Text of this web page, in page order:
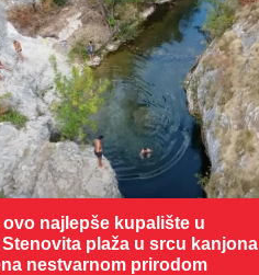
ovo najlepše kupalište u
plaža u srcu kanjona
nestvarnom prirodom